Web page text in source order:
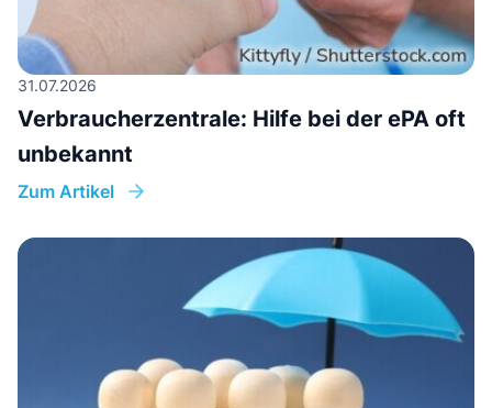
31.07.2026
Verbraucherzentrale: Hilfe bei der ePA oft
unbekannt
Zum Artikel